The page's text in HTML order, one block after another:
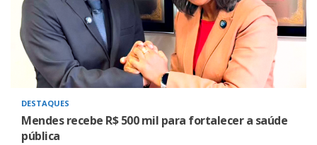
DESTAQUES
Mendes recebe R$ 500 mil para fortalecer a saúde
pública